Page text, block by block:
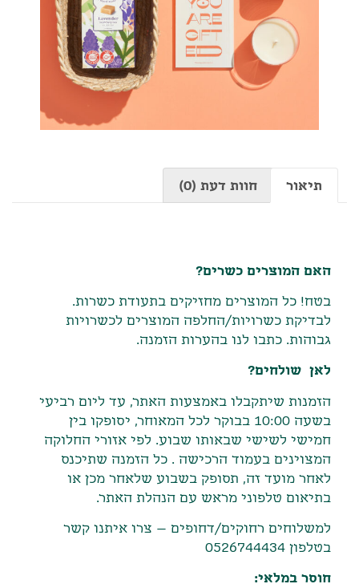
תיאור חוות דעת (0)
האם המוצרים כשרים?
בטח! כל המוצרים מחזיקים בתעודת כשרות.
לבדיקת כשרויות/החלפה המוצרים לכשרויות
גבוהות. כתבו לנו בהערות הזמנה.
לאן שולחים?
הזמנות שיתקבלו באמצעות האתר, עד ליום רביעי
בשעה
בבוקר לכל המאוחר, יסופקו בין
חמישי לשישי שבאותו שבוע. לפי אזורי החלוקה
המצוינים בעמוד הרכישה . כל הזמנה שתיכנס
לאחר מועד זה, תסופק בשבוע שלאחר מכן או
בתיאום טלפוני מראש עם הנהלת האתר.
למשלוחים רחוקים/דחופים – צרו איתנו קשר
בטלפון 0526744434
חוסר במלאי: